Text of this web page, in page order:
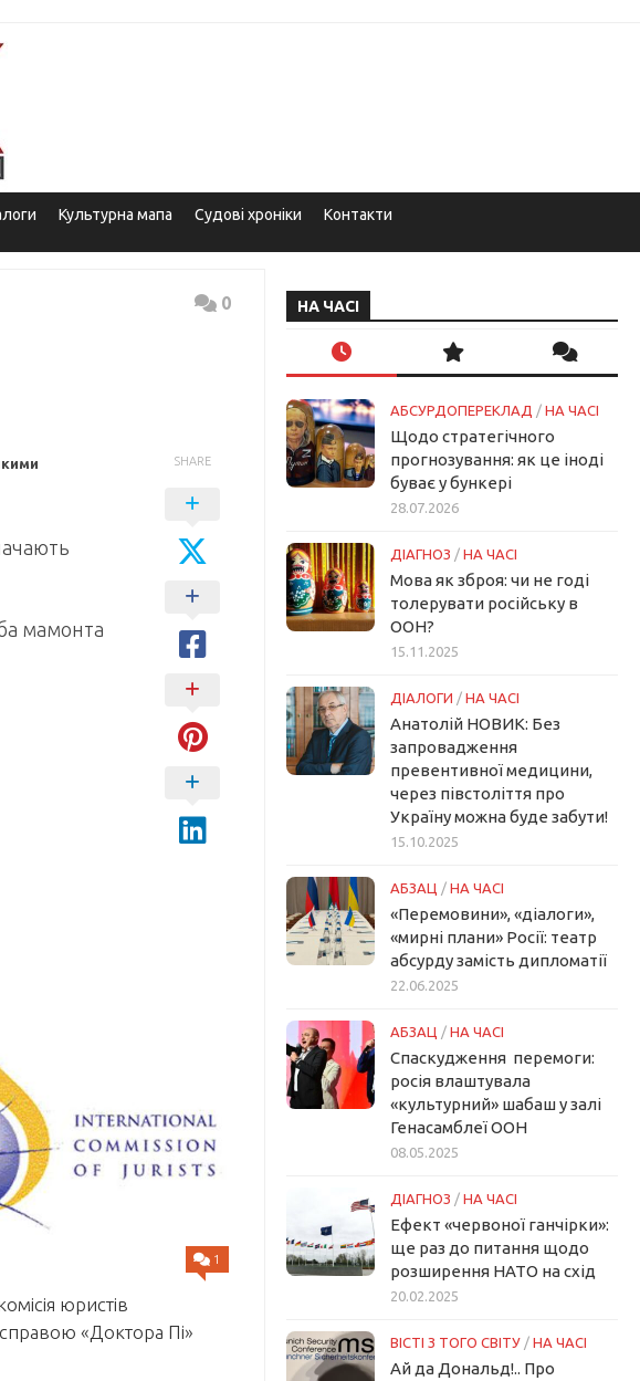
Культурна мапа Судові хроніки Контакти
0
мамонта
SHARE
1
юристів
справою «Доктора Пі»
НА ЧАСІ
АБСУРДОПЕРЕКЛАД / НА ЧАСІ
Щодо стратегічного
прогнозування: як це іноді
буває у бункері
28.07.2026
ДІАГНОЗ / НА ЧАСІ
Мова як зброя: чи не годі
толерувати російську в
ООН?
15.11.2025
ДІАЛОГИ / НА ЧАСІ
Анатолій НОВИК: Без
запровадження
превентивної медицини,
через півстоліття про
Україну можна буде забути!
15.10.2025
АБЗАЦ / НА ЧАСІ
«Перемовини», «діалоги»,
«мирні плани» Росії: театр
абсурду замість дипломатії
22.06.2025
АБЗАЦ / НА ЧАСІ
Спаскудження перемоги:
росія влаштувала
«культурний» шабаш у залі
Генасамблеї ООН
08.05.2025
ДІАГНОЗ / НА ЧАСІ
Ефект «червоної ганчірки»:
ще раз до питання щодо
розширення НАТО на схід
20.02.2025
ВІСТІ З ТОГО СВІТУ / НА ЧАСІ
Ай да Дональд!.. Про